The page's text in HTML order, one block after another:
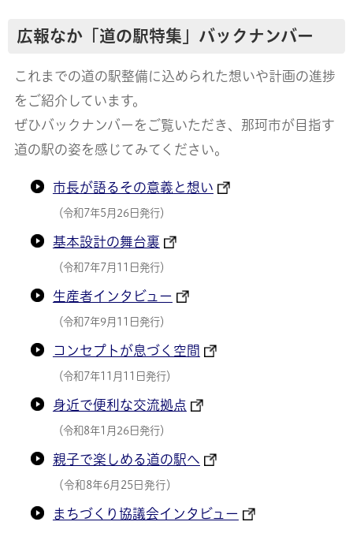
広報なか「道の駅特集」バックナンバー
これまでの道の駅整備に込められた想いや計画の進捗
をご紹介しています。
ぜひバックナンバーをご覧いただき、那珂市が目指す
道の駅の姿を感じてみてください。
市長が語るその意義と想い
（令和7年5月26日発行）
基本設計の舞台裏
（令和7年7月11日発行）
生産者インタビュー
（令和7年9月11日発行）
コンセプトが息づく空間
（令和7年11月11日発行）
身近で便利な交流拠点
（令和8年1月26日発行）
親子で楽しめる道の駅へ
（令和8年6月25日発行）
まちづくり協議会インタビュー